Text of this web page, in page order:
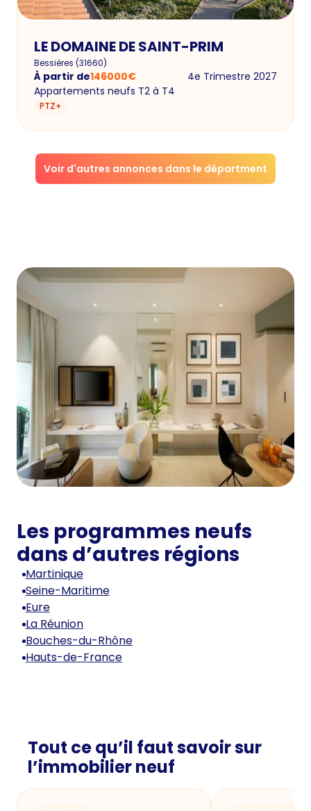
LE DOMAINE DE SAINT-PRIM
Bessières (31660)
À partir de146000€
4e Trimestre 2027
Appartements neufs T2 à T4
PTZ+
Voir d'autres annonces dans le départment
Les programmes neufs
dans d’autres régions
Martinique
Seine-Maritime
Eure
La Réunion
Bouches-du-Rhône
Hauts-de-France
Tout ce qu’il faut savoir sur
l’immobilier neuf